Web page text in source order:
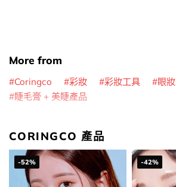
More from
Coringco 彩妝 彩妝工具 眼妝
睫毛膏 + 美睫產品
CORINGCO 產品
-52% -42%